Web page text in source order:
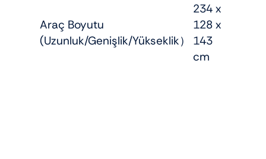
Araç Boyutu
(Uzunluk/Genişlik/Yükseklik）
234 x
128 x
143
cm